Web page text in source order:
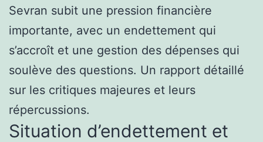
Sevran subit une pression financière
importante, avec un endettement qui
s’accroît et une gestion des dépenses qui
soulève des questions. Un rapport détaillé
sur les critiques majeures et leurs
répercussions.
Situation d’endettement et